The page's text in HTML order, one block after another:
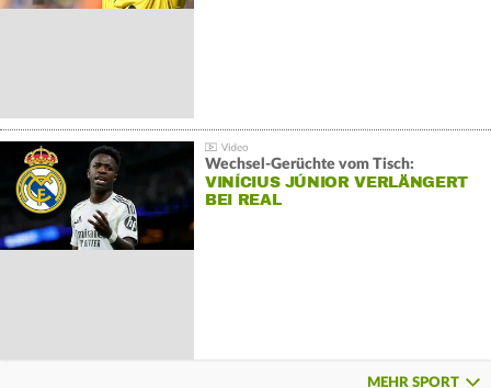
Wechsel-Gerüchte vom Tisch:
VINÍCIUS JÚNIOR VERLÄNGERT
BEI REAL
MEHR SPORT